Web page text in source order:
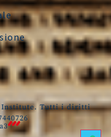
Institute. Tutti i diritti